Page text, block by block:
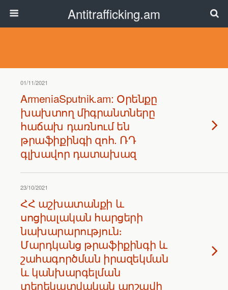
Antitrafficking.am
01/11/2021
ArmeniaSputnik.am: Օրենքը
խախտող միգրանտները
հաճախ դառնում են
թրաֆիքինգի զոհ. ՌԴ
գլխավոր դատախազ
23/10/2021
ՀՀ աշխատանքի և
սոցիալական հարցերի
նախարարություն։
Մարդկանց թրաֆիքինգի և
շահագործման իրազեկման
և կանխարգելման
տեղեկատվական արշավի